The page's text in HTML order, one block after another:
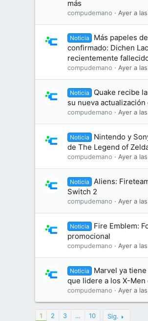
más
compudemano Ayer a
Noticia
Más papeles
confirmado: Dichen
recientemente
compudemano Ayer a
Noticia
Quake recibe
su nueva actualización
compudemano Ayer a
Noticia
Nintendo y
de The Legend of
compudemano Ayer a
Noticia
Aliens:
Switch 2
compudemano Ayer a
Noticia
Fire Emblem:
promocional
compudemano Ayer a
Noticia
Marvel ya
que lidere a los X-
compudemano Ayer a
1 2 3 … 10 Sig.